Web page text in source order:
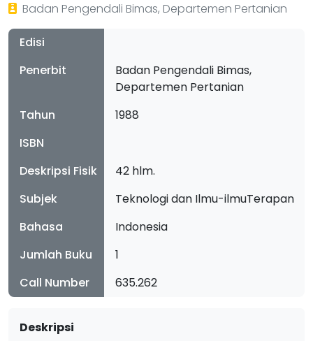
Badan Pengendali Bimas, Departemen Pertanian
Edisi
Penerbit
Badan Pengendali Bimas,
Departemen Pertanian
Tahun
1988
ISBN
Deskripsi Fisik
42 hlm.
Subjek
Teknologi dan Ilmu-ilmuTerapan
Bahasa
Indonesia
Jumlah Buku
1
Call Number
635.262
Deskripsi